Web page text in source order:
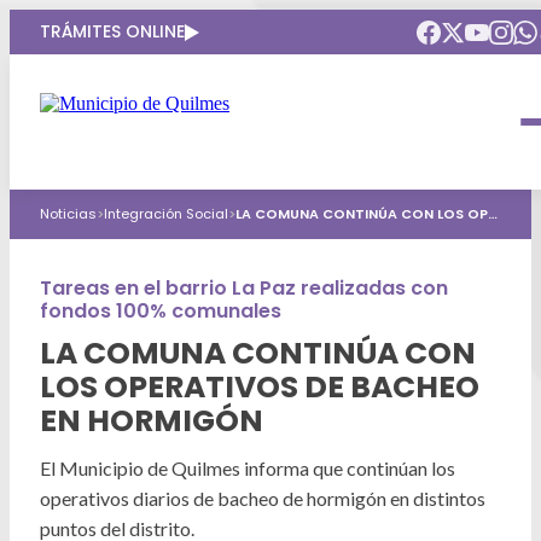
TRÁMITES ONLINE
Intendenta
Gobierno Abierto
Áreas de gobierno
Puntos de interés
Mapa interactivo
Defensoria del Pueblo
Obras Públicas
Seguridad
GIRSU
Culturas
ARQUI
Mi Quilmes Digital
Atención a la comunidad
Defensa del consumidor
Noticias>Integración Social> LA COMUNA CONTINÚA CON LOS OPERATIVOS DE BACHEO EN HORMIGÓN
Tareas en el barrio La Paz realizadas con
fondos 100% comunales
LA COMUNA CONTINÚA CON
LOS OPERATIVOS DE BACHEO
EN HORMIGÓN
El Municipio de Quilmes informa que continúan los
operativos diarios de bacheo de hormigón en distintos
puntos del distrito.